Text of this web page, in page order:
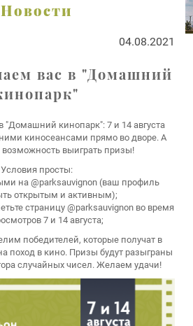
Новости
04.08.2021
вас в "Домашний
кинопарк": 7 и 14 августа
киносеансами прямо во дворе. А
выиграть призы!
Условия просты:
на @parksauvignon (ваш профиль
открытым и активным);
страницу @parksauvignon во время
7 и 14 августа;
победителей, которые получат в
поход в кино. Призы будут разыграны
случайных чисел. Желаем удачи!